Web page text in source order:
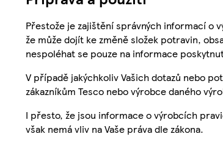
Přestože je zajištění správných informací o
že může dojít ke změně složek potravin,
nespoléhat se pouze na informace
V případě jakýchkoliv Vašich dotazů nebo
zákazníkům Tesco nebo výrobce daného
I přesto, že jsou informace o výrobcích
však nemá vliv na Vaše práva dle zákona.